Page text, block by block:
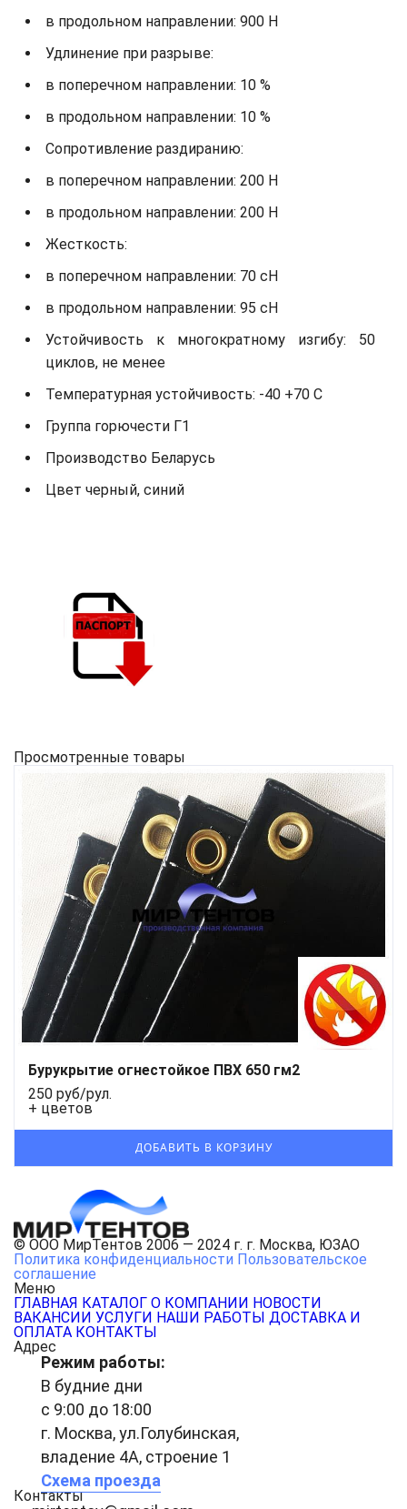
в продольном направлении: 900 Н
Удлинение при разрыве:
в поперечном направлении: 10 %
в продольном направлении: 10 %
Сопротивление раздиранию:
в поперечном направлении: 200 Н
в продольном направлении: 200 Н
Жесткость:
в поперечном направлении: 70 сН
в продольном направлении: 95 сН
Устойчивость к многократному изгибу: 50
циклов, не менее
Температурная устойчивость: -40 +70 С
Группа горючести Г1
Производство Беларусь
Цвет черный, синий
Просмотренные товары
Бурукрытие огнестойкое ПВХ 650 гм2
250 руб/рул.
+ цветов
© ООО МирТентов 2006 — 2024 г. г. Москва, ЮЗАО
Политика конфиденциальности Пользовательское
соглашение
Меню
ГЛАВНАЯ КАТАЛОГ О КОМПАНИИ НОВОСТИ
ВАКАНСИИ УСЛУГИ НАШИ РАБОТЫ ДОСТАВКА И
ОПЛАТА КОНТАКТЫ
Адрес
Режим работы:
В будние дни
с 9:00 до 18:00
г. Москва, ул.Голубинская,
владение 4А, строение 1
Схема проезда
Контакты